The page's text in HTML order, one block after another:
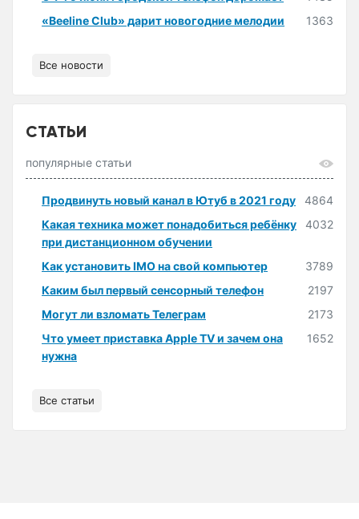
«Beeline Club» дарит новогодние мелодии
1363
Все новости
СТАТЬИ
популярные статьи
Продвинуть новый канал в Ютуб в 2021 году
4864
Какая техника может понадобиться ребёнку
при дистанционном обучении
4032
Как установить IMO на свой компьютер
3789
Каким был первый сенсорный телефон
2197
Могут ли взломать Телеграм
2173
Что умеет приставка Apple TV и зачем она
нужна
1652
Все статьи